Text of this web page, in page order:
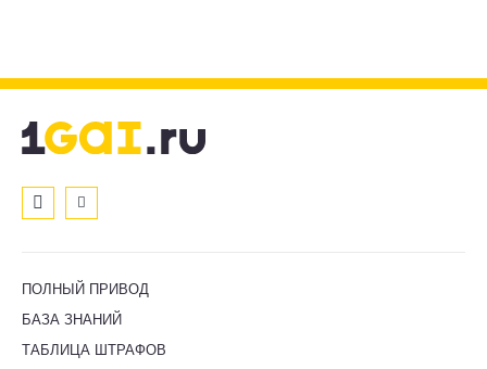
ПОЛНЫЙ ПРИВОД
БАЗА ЗНАНИЙ
ТАБЛИЦА ШТРАФОВ